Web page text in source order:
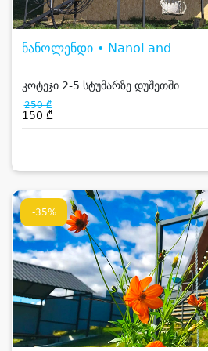
ნანოლენდი • NanoLand
კოტეჯი 2-5 სტუმარზე დუშეთში
250 ₾
150 ₾
-35%